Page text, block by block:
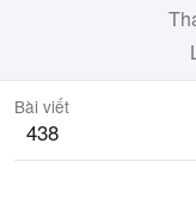
Bài viết
438